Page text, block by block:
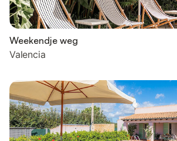
Weekendje weg
Valencia